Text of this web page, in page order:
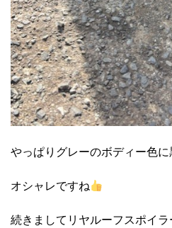
やっぱりグレーのボディー色に
オシャレですね
続きましてリヤルーフスポイ